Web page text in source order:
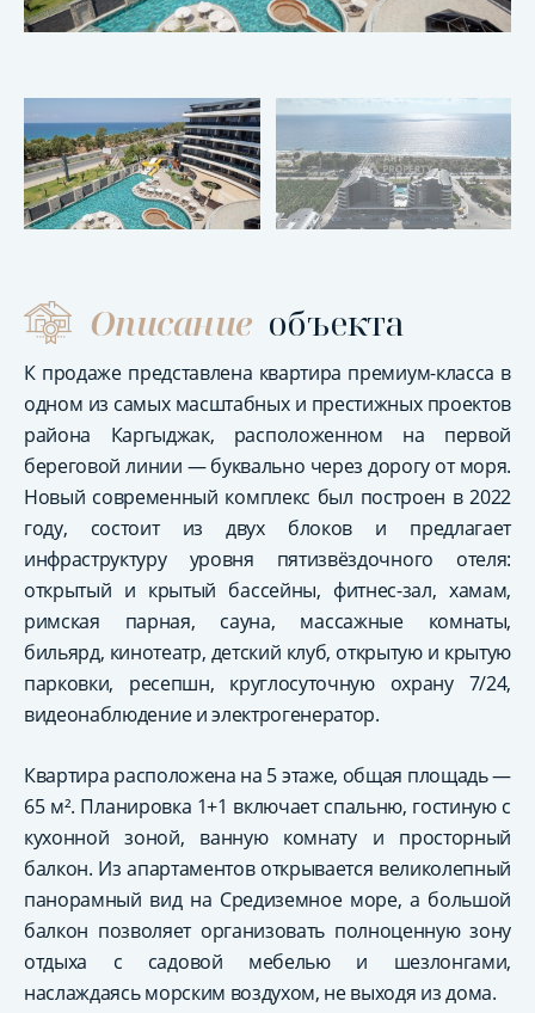
Описание объекта
К продаже представлена квартира премиум-класса в
одном из самых масштабных и престижных проектов
района Каргыджак, расположенном на первой
береговой линии — буквально через дорогу от моря.
Новый современный комплекс был построен в 2022
году, состоит из двух блоков и предлагает
инфраструктуру уровня пятизвёздочного отеля:
открытый и крытый бассейны, фитнес-зал, хамам,
римская парная, сауна, массажные комнаты,
бильярд, кинотеатр, детский клуб, открытую и крытую
парковки, ресепшн, круглосуточную охрану 7/24,
видеонаблюдение и электрогенератор.
Квартира расположена на 5 этаже, общая площадь —
65 м². Планировка 1+1 включает спальню, гостиную с
кухонной зоной, ванную комнату и просторный
балкон. Из апартаментов открывается великолепный
панорамный вид на Средиземное море, а большой
балкон позволяет организовать полноценную зону
отдыха с садовой мебелью и шезлонгами,
наслаждаясь морским воздухом, не выходя из дома.